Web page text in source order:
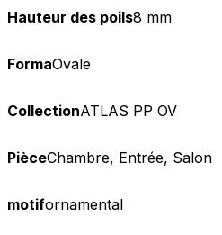
Hauteur des poils8 mm
FormaOvale
CollectionATLAS PP OV
PièceChambre, Entrée, Salon
motifornamental